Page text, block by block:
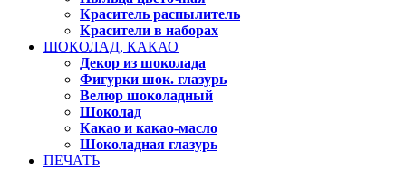
Краситель распылитель
Красители в наборах
ШОКОЛАД, КАКАО
Декор из шоколада
Фигурки шок. глазурь
Велюр шоколадный
Шоколад
Какао и какао-масло
Шоколадная глазурь
ПЕЧАТЬ